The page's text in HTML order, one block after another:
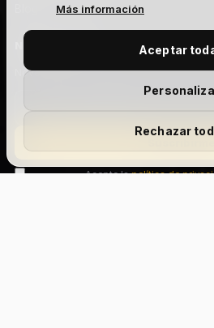
Más información
Rechazar
Aceptar
Novedades, lanzamientos y ofertas
Acepto lapolítica de